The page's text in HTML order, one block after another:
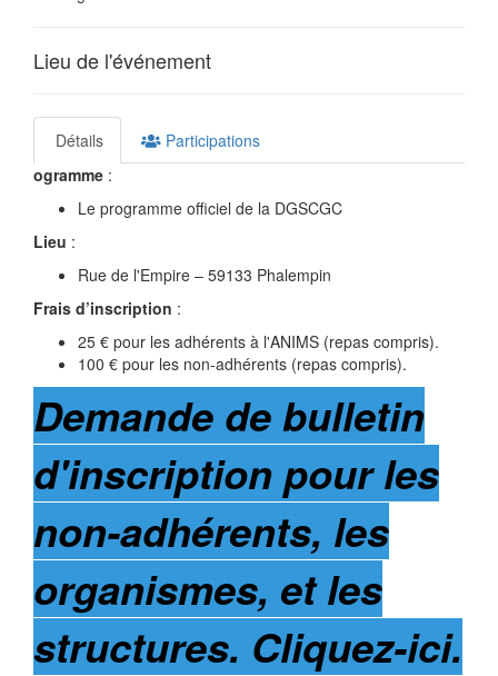
Lieu de l'événement
Détails
Participations
ogramme :
Le programme officiel de la DGSCGC
Lieu :
Rue de l'Empire – 59133 Phalempin
Frais d’inscription :
25 € pour les adhérents à l'ANIMS (repas compris).
100 € pour les non-adhérents (repas compris).
Demande de bulletin
d'inscription pour les
non-adhérents, les
organismes, et les
structures. Cliquez-ici.